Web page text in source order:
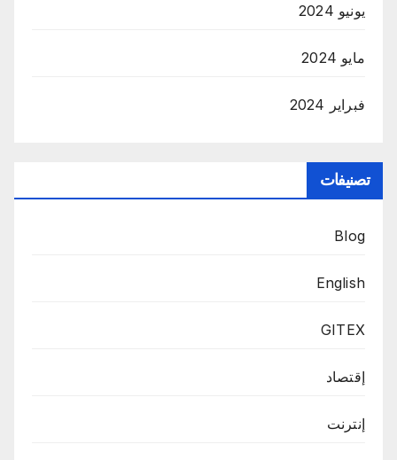
يونيو 2024
مايو 2024
فبراير 2024
تصنيفات
Blog
English
GITEX
إقتصاد
إنترنت